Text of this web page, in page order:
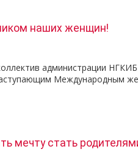
наших женщин!
администрации
Международным
мечту стать